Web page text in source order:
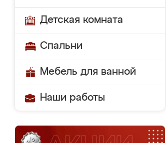
Детская комната
Спальни
Мебель для ванной
Наши работы